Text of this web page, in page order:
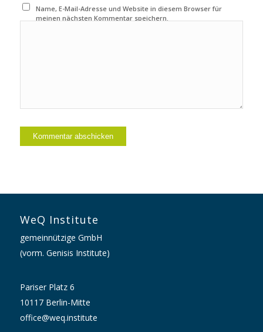
Name, E-Mail-Adresse und Website in diesem Browser für
meinen nächsten Kommentar speichern.
WeQ Institute
gemeinnützige GmbH
(vorm. Genisis Institute)
Pariser Platz 6
10117 Berlin-Mitte
office@weq.institute